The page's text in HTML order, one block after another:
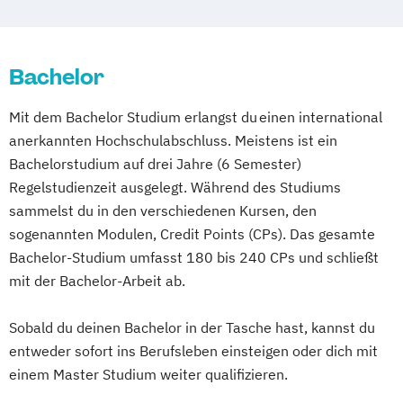
Digital Business Management
Digital Innovation and Intrapreneurship
(DE/EN)
Digital Product Management
Digital Transformation Management -
Gesundheitswesen
Digitale Betriebswirtschaftslehre
Digitale Transformation
E-Commerce Elektrotechnik
Engineering (DE/EN)
Entrepreneurship (DE/EN) Ergotherapie
Dolmetschen: Österreichische
Electrical Energy & Mobility Systems (EN)
Ergotherapie
Gesundheits- und Krankenpflege
Gesundheits- und Pflegemanagement
Gesundheitsmanagement
Green Transition Engineering (EN)
Hebammen
Industrial Power Electronics (EN)
Informationstechnologien - Medizintechnik
(DE/EN)
Softwareentwicklung
Rechtswissenschaften
Nawi-Tec für Schüler*innen
Neuere deutsche Literatur im
medienkulturellen Kontext
Philosophie - Philosophie im europäischen
Kontext
Politikwissenschaft – Regieren und
Politikwissenschaft
Verwaltungswissenschaft Soziologie
Praktische Informatik
Psychologie
Bachelor
Mit dem Bachelor Studium erlangst du einen international
anerkannten Hochschulabschluss. Meistens ist ein
Bachelorstudium auf drei Jahre (6 Semester)
Regelstudienzeit ausgelegt. Während des Studiums
sammelst du in den verschiedenen Kursen, den
sogenannten Modulen, Credit Points (CPs). Das gesamte
Bachelor-Studium umfasst 180 bis 240 CPs und schließt
mit der Bachelor-Arbeit ab.
Sobald du deinen Bachelor in der Tasche hast, kannst du
entweder sofort ins Berufsleben einsteigen oder dich mit
einem Master Studium weiter qualifizieren.